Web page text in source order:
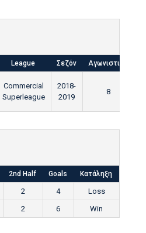
League Σεζόν Αγωνιστική
Commercial
Superleague
2018-
2019
8
2nd Half Goals Κατάληξη
2 4
Loss
2 6 Win